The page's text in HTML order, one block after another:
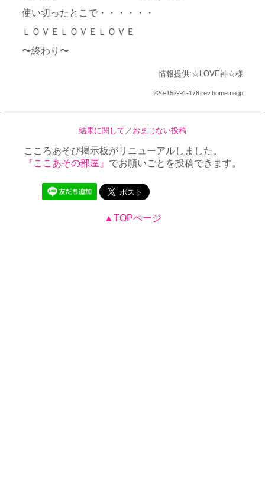
使い切ったとこで・・・・・・
ＬＯＶＥＬＯＶＥＬＯＶＥ
〜終わり〜
情報提供:☆LOVE神☆様
220-152-91-178.rev.home.ne.jp
結果に関して ／ おまじない投稿
こころあそび掲示板がリニューアルしました。
『ここあその部屋』 でお願いごとを投稿できます。
▲TOPページ